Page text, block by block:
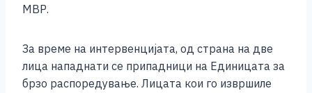
МВР.
За време на интервенцијата, од страна на две
лица нападнати се припадници на Единицата за
брзо распоредување. Лицата кои го извршиле